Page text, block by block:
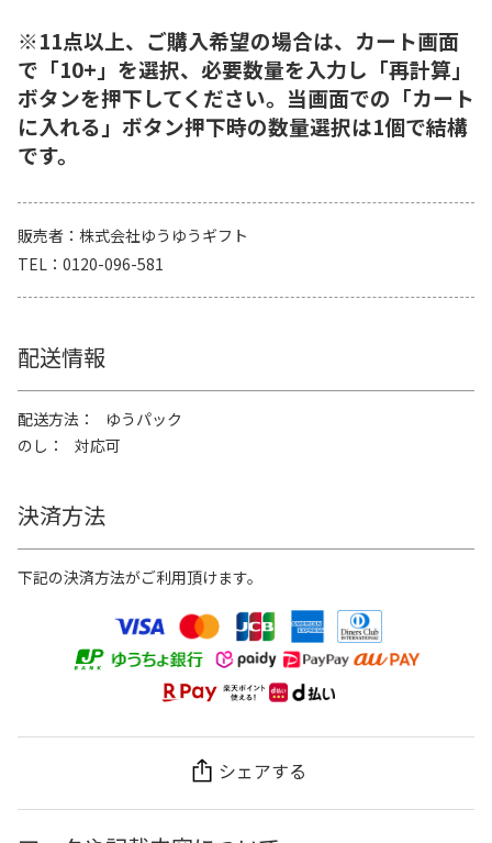
※11点以上、ご購入希望の場合は、カート画面
で「10+」を選択、必要数量を入力し「再計算」
ボタンを押下してください。当画面での「カート
に入れる」ボタン押下時の数量選択は1個で結構
です。
販売者
株式会社ゆうゆうギフト
TEL
0120-096-581
配送情報
配送方法
ゆうパック
のし
対応可
決済方法
下記の決済方法がご利用頂けます。
シェアする